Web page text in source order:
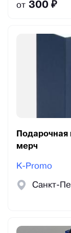
от 300 ₽
мерч
K-Promo
Санкт-